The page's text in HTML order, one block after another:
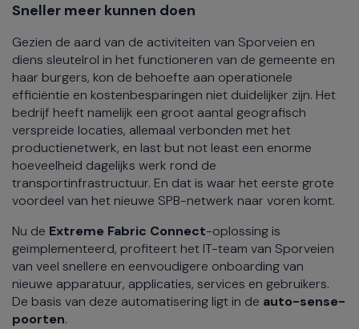
Sneller meer kunnen doen
Gezien de aard van de activiteiten van Sporveien en
diens sleutelrol in het functioneren van de gemeente en
haar burgers, kon de behoefte aan operationele
efficiëntie en kostenbesparingen niet duidelijker zijn. Het
bedrijf heeft namelijk een groot aantal geografisch
verspreide locaties, allemaal verbonden met het
productienetwerk, en last but not least een enorme
hoeveelheid dagelijks werk rond de
transportinfrastructuur. En dat is waar het eerste grote
voordeel van het nieuwe SPB-netwerk naar voren komt.
Nu de Extreme Fabric Connect-oplossing is
geïmplementeerd, profiteert het IT-team van Sporveien
van veel snellere en eenvoudigere onboarding van
nieuwe apparatuur, applicaties, services en gebruikers.
De basis van deze automatisering ligt in de auto-sense-
poorten.